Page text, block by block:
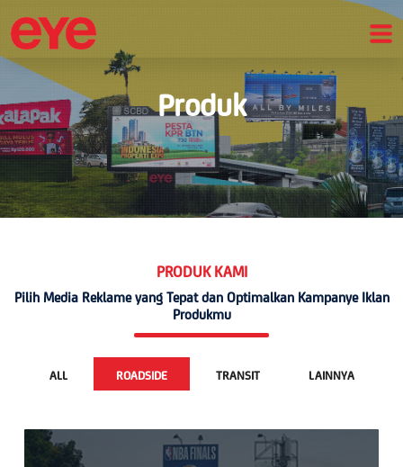
Produk
PRODUK KAMI
Pilih Media Reklame yang Tepat dan Optimalkan Kampanye Iklan
Produkmu
ALL ROADSIDE TRANSIT LAINNYA